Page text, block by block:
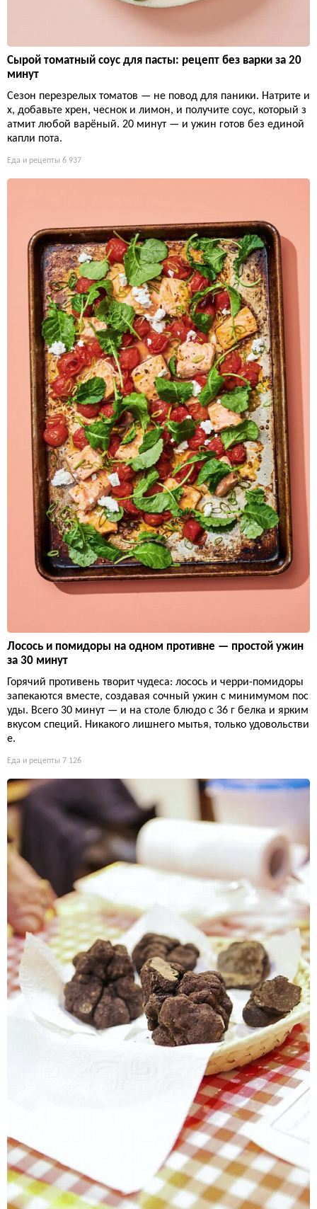
Сырой томатный соус для пасты: рецепт без варки за 20
минут
Сезон перезрелых томатов — не повод для паники. Натрите и
х, добавьте хрен, чеснок и лимон, и получите соус, который з
атмит любой варёный. 20 минут — и ужин готов без единой
капли пота.
Еда и рецепты 6 937
Лосось и помидоры на одном противне — простой ужин
за 30 минут
Горячий противень творит чудеса: лосось и черри-помидоры
запекаются вместе, создавая сочный ужин с минимумом пос
уды. Всего 30 минут — и на столе блюдо с 36 г белка и ярким
вкусом специй. Никакого лишнего мытья, только удовольстви
е.
Еда и рецепты 7 126